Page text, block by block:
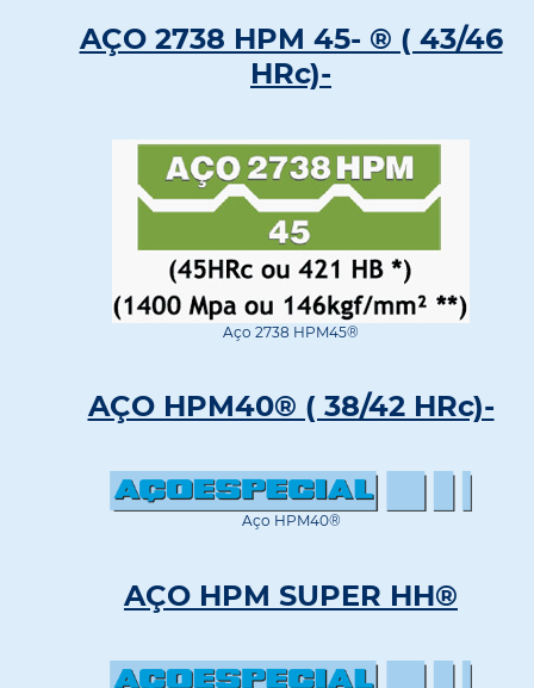
AÇO 2738 HPM 45- ® ( 43/46
HRc)-
Aço 2738 HPM45®
AÇO HPM40® ( 38/42 HRc)-
Aço HPM40®
AÇO HPM SUPER HH®